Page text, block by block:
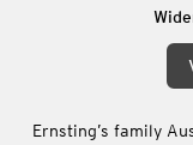
Ernsting’s family